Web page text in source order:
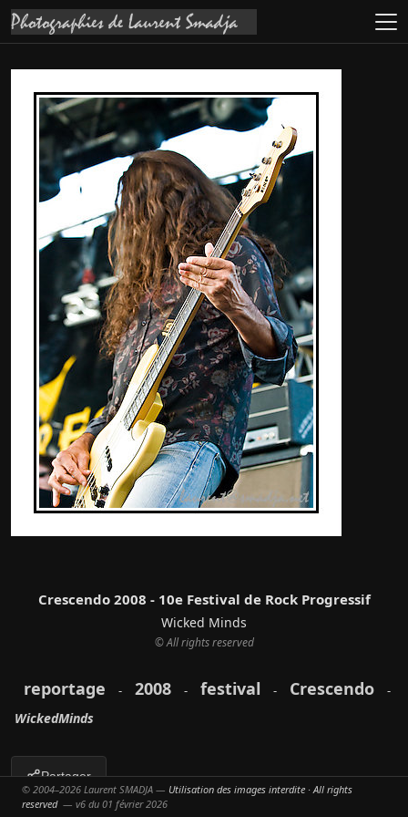
reportage - 2008 - festival - Crescendo -
WickedMinds
Partager
Crescendo 2008 - 10e Festival de Rock Progressif
Wicked Minds
© All rights reserved
© 2004–2026 Laurent SMADJA — Utilisation des images interdite · All rights
reserved— v6 du 01 février 2026